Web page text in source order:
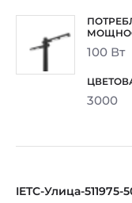
100 Вт
3000
IETC-Улица-